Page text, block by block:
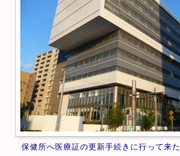
保健所へ医療証の更新手続きに行って来た